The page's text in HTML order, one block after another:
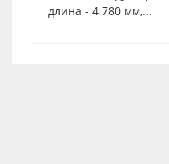
длина - 4 780 мм,...